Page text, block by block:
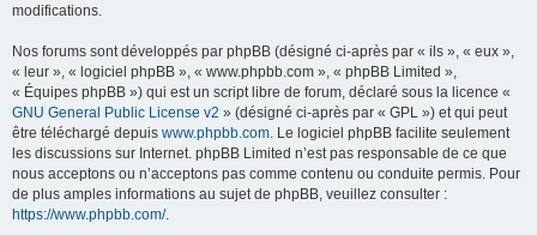
modifications.
Nos forums sont développés par phpBB (désigné ci-après par « ils », « eux »,
« leur », « logiciel phpBB », « www.phpbb.com », « phpBB Limited »,
« Équipes phpBB ») qui est un script libre de forum, déclaré sous la licence «
GNU General Public License v2 » (désigné ci-après par « GPL ») et qui peut
être téléchargé depuis www.phpbb.com. Le logiciel phpBB facilite seulement
les discussions sur Internet. phpBB Limited n’est pas responsable de ce que
nous acceptons ou n’acceptons pas comme contenu ou conduite permis. Pour
de plus amples informations au sujet de phpBB, veuillez consulter :
https://www.phpbb.com/.